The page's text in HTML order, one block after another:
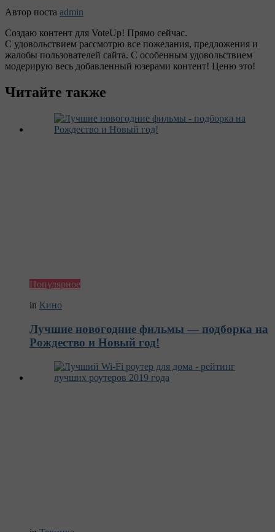
Автор поста admin
Создаю контент для VoteUp! Прямо сейчас.
С удовольствием рассмотрю все пожелания, предложения и
жалобы пользователей сайта. С особенным удовольствием
модерирую весь добавленный юзерами контент! Ценю это!
Читайте также
Популярное
in Кино
Лучшие новогодние фильмы — подборка на
Рождество и Новый год!